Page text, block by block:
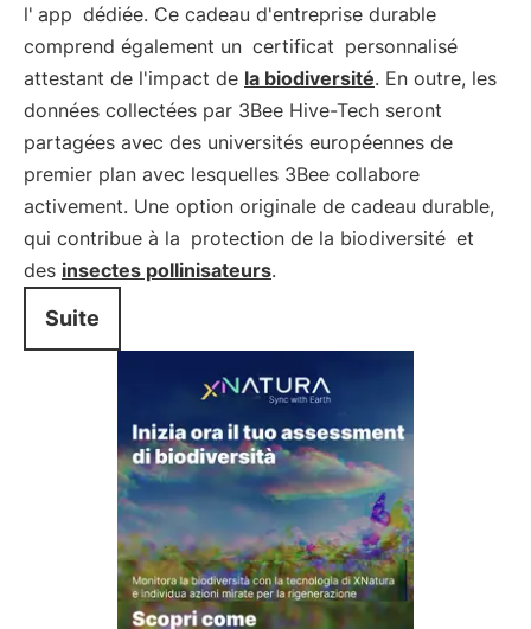
l' app dédiée. Ce cadeau d'entreprise durable
comprend également un certificat personnalisé
attestant de l'impact de la biodiversité. En outre, les
données collectées par 3Bee Hive-Tech seront
partagées avec des universités européennes de
premier plan avec lesquelles 3Bee collabore
activement. Une option originale de cadeau durable,
qui contribue à la protection de la biodiversité et
des insectes pollinisateurs.
Suite